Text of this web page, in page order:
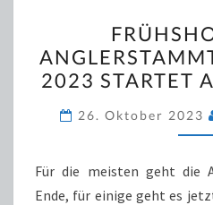
/
2023 STARTET
26. Oktober 2023
Für die meisten geht die
Ende, für einige geht es